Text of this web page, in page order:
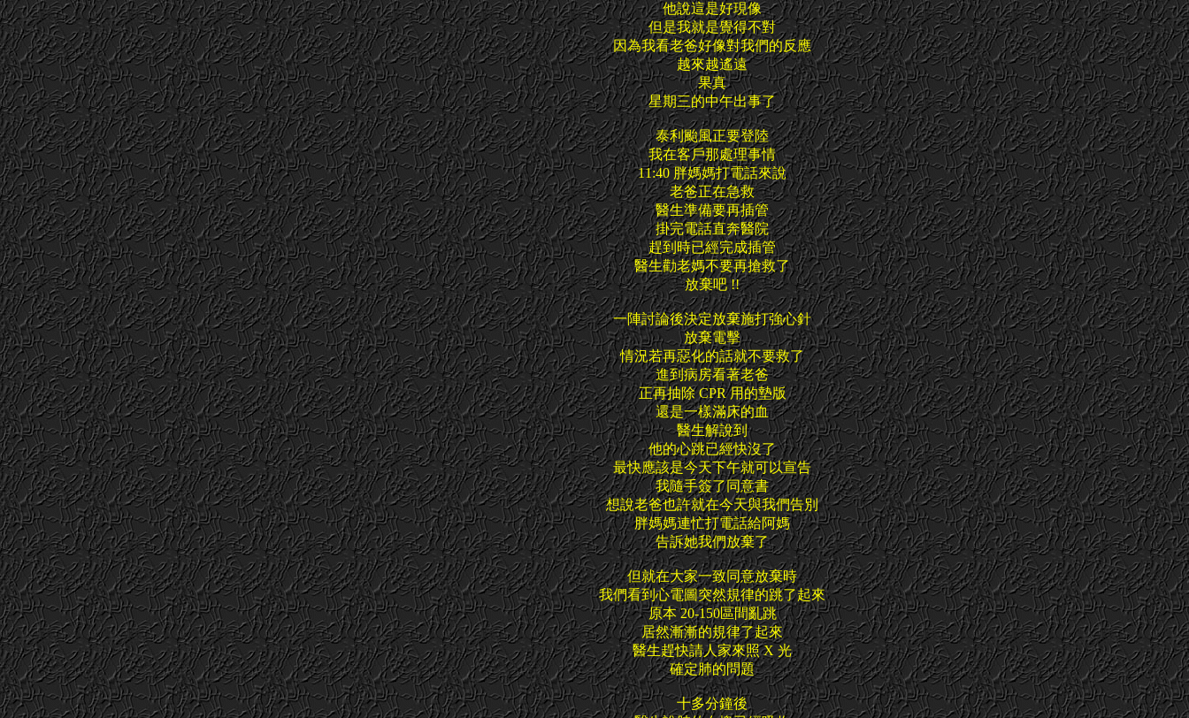
他說這是好現像
但是我就是覺得不對
因為我看老爸好像對我們的反應
越來越遙遠
果真
星期三的中午出事了
泰利颱風正要登陸
我在客戶那處理事情
11:40 胖媽媽打電話來說
老爸正在急救
醫生準備要再插管
掛完電話直奔醫院
趕到時已經完成插管
醫生勸老媽不要再搶救了
放棄吧 !!
一陣討論後決定放棄施打強心針
放棄電擊
情況若再惡化的話就不要救了
進到病房看著老爸
正再抽除 CPR 用的墊版
還是一樣滿床的血
醫生解說到
他的心跳已經快沒了
最快應該是今天下午就可以宣告
我隨手簽了同意書
想說老爸也許就在今天與我們告別
胖媽媽連忙打電話給阿媽
告訴她我們放棄了
但就在大家一致同意放棄時
我們看到心電圖突然規律的跳了起來
原本 20-150區間亂跳
居然漸漸的規律了起來
醫生趕快請人家來照 X 光
確定肺的問題
十多分鐘後